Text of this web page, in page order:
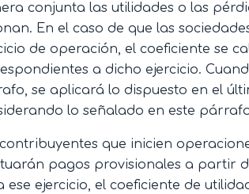
conjunta las utilidades o las
En el caso de que las
de operación, el coeficiente se
a dicho ejercicio.
se aplicará lo dispuesto en el
lo señalado en este
que inicien
pagos provisionales a partir
ese ejercicio, el coeficiente de